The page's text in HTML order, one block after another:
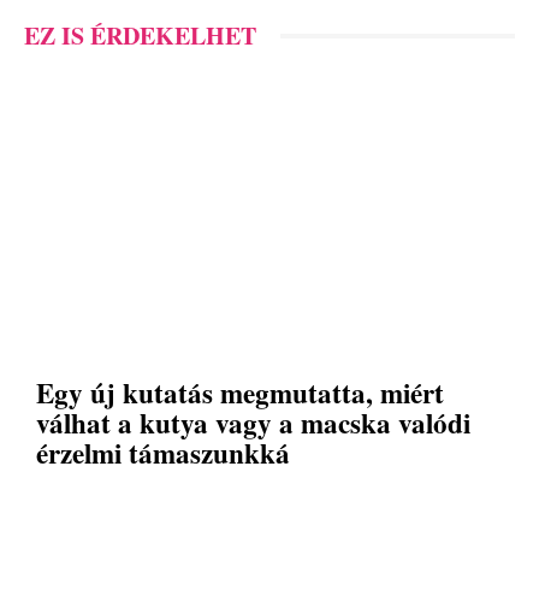
EZ IS ÉRDEKELHET
Egy új kutatás megmutatta, miért
válhat a kutya vagy a macska valódi
érzelmi támaszunkká